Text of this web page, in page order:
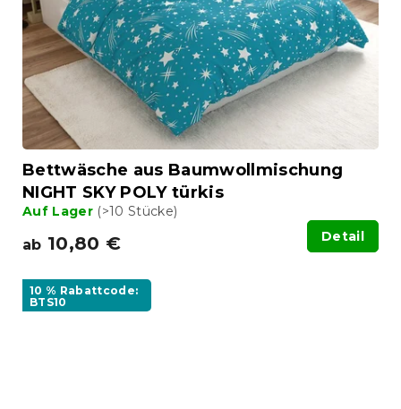
Bettwäsche aus Baumwollmischung
NIGHT SKY POLY türkis
Auf Lager (>10 Stücke)
ab 10,80 € Detail
10 % Rabattcode:
BTS10